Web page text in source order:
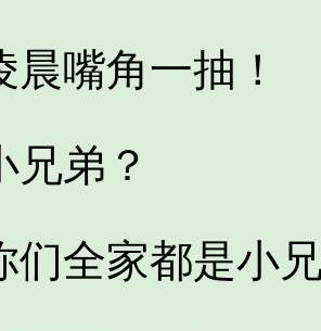
嘴角一抽！
弟？
全家都是小